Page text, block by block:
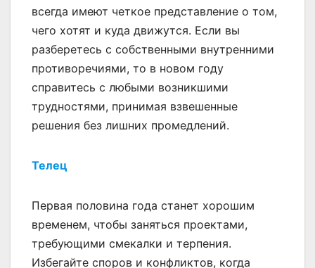
всегда имеют четкое представление о том,
чего хотят и куда движутся. Если вы
разберетесь с собственными внутренними
противоречиями, то в новом году
справитесь с любыми возникшими
трудностями, принимая взвешенные
решения без лишних промедлений.
Телец
Первая половина года станет хорошим
временем, чтобы заняться проектами,
требующими смекалки и терпения.
Избегайте споров и конфликтов, когда